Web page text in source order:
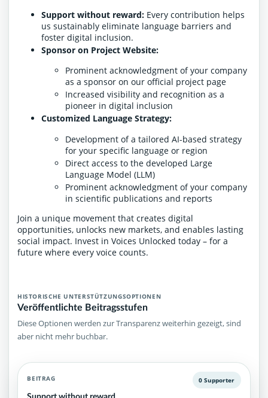
Support without reward: Every contribution helps
us sustainably eliminate language barriers and
foster digital inclusion.
Sponsor on Project Website:
Prominent acknowledgment of your company
as a sponsor on our official project page
Increased visibility and recognition as a
pioneer in digital inclusion
Customized Language Strategy:
Development of a tailored AI-based strategy
for your specific language or region
Direct access to the developed Large
Language Model (LLM)
Prominent acknowledgment of your company
in scientific publications and reports
Join a unique movement that creates digital
opportunities, unlocks new markets, and enables lasting
social impact. Invest in Voices Unlocked today – for a
future where every voice counts.
HISTORISCHE UNTERSTÜTZUNGSOPTIONEN
Veröffentlichte Beitragsstufen
Diese Optionen werden zur Transparenz weiterhin gezeigt, sind
aber nicht mehr buchbar.
BEITRAG
Support without reward
0 Supporter